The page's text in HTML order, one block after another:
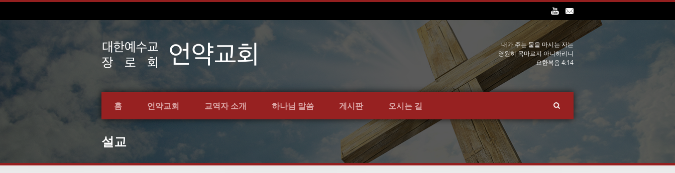
내가 주는 물을 마시는 자는
영원히 목마르지 아니하리니
요한복음 4:14
홈 언약교회 교역자 소개 하나님 말씀 게시판 오시는 길
설교